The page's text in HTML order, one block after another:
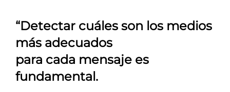
“Detectar cuáles son los medios
más adecuados
para cada mensaje es
fundamental.